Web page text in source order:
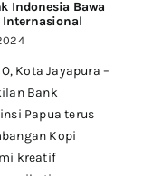
Indonesia Bawa
Internasional
Kota Jayapura –
Bank
Papua terus
Kopi
kreatif